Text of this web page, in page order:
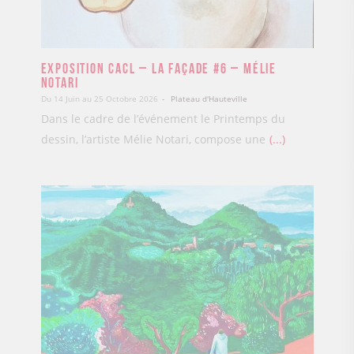
Exposition CACL – La Façade #6 – Mélie
Notari
Du 14 Juin au 25 Octobre 2026 Plateau d'Hauteville
Dans le cadre de l’événement le Printemps du
dessin, l’artiste Mélie Notari, compose une ...